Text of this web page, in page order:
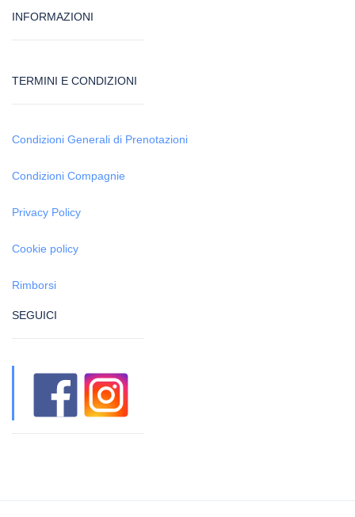
INFORMAZIONI
TERMINI E CONDIZIONI
Condizioni Generali di Prenotazioni
Condizioni Compagnie
Privacy Policy
Cookie policy
Rimborsi
SEGUICI